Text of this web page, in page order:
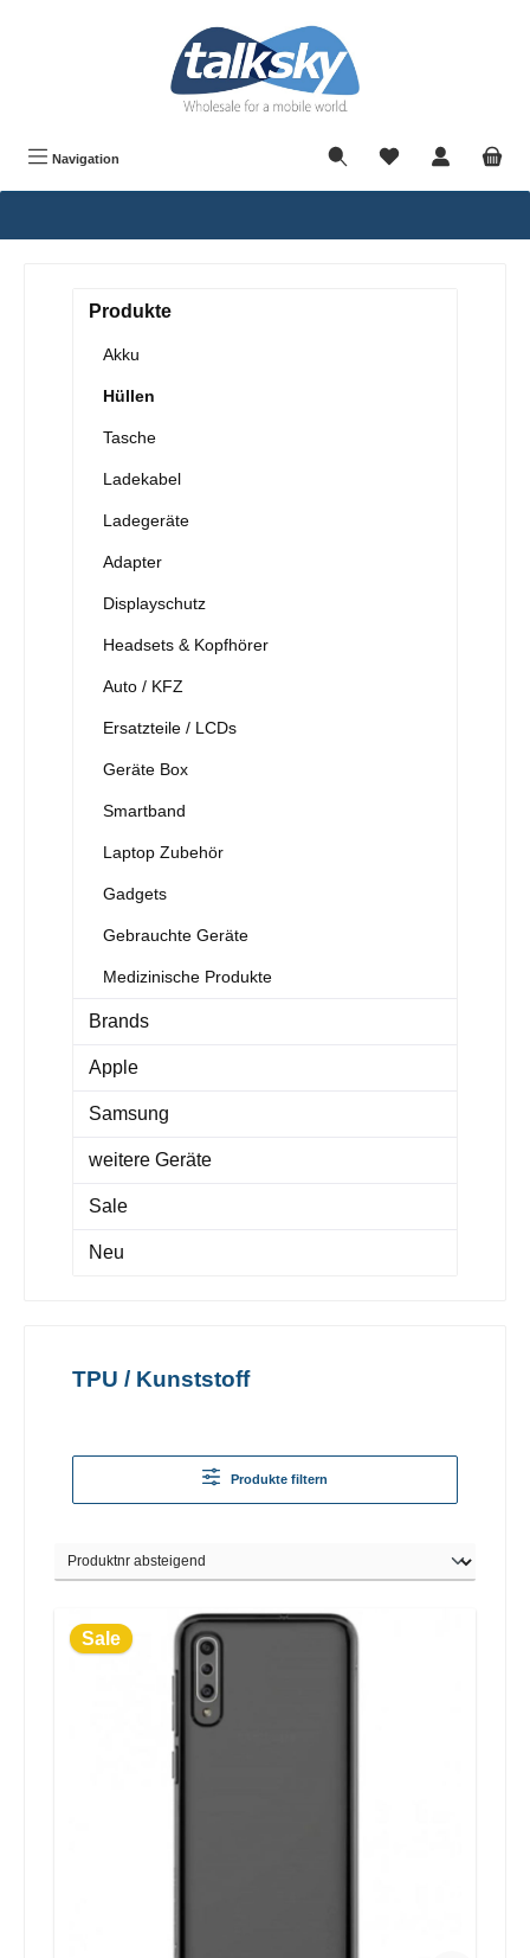
Navigation
Produkte
Akku
Hüllen
Tasche
Ladekabel
Ladegeräte
Adapter
Displayschutz
Headsets & Kopfhörer
Auto / KFZ
Ersatzteile / LCDs
Geräte Box
Smartband
Laptop Zubehör
Gadgets
Gebrauchte Geräte
Medizinische Produkte
Brands
Apple
Samsung
weitere Geräte
Sale
Neu
TPU / Kunststoff
Produkte filtern
Sale